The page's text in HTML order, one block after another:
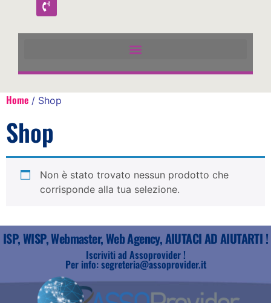
Home / Shop
Shop
Non è stato trovato nessun prodotto che
corrisponde alla tua selezione.
ISP, WISP, Webmaster, Web Agency, AIUTACI AD AIUTARTI !
Iscriviti ad Assoprovider !
Per info: segreteria@assoprovider.it